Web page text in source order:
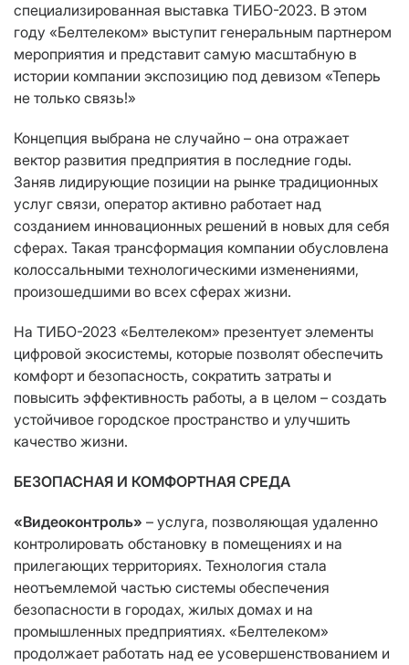
специализированная выставка ТИБО-2023. В этом
году «Белтелеком» выступит генеральным партнером
мероприятия и представит самую масштабную в
истории компании экспозицию под девизом «Теперь
не только связь!»
Концепция выбрана не случайно – она отражает
вектор развития предприятия в последние годы.
Заняв лидирующие позиции на рынке традиционных
услуг связи, оператор активно работает над
созданием инновационных решений в новых для себя
сферах. Такая трансформация компании обусловлена
колоссальными технологическими изменениями,
произошедшими во всех сферах жизни.
На ТИБО-2023 «Белтелеком» презентует элементы
цифровой экосистемы, которые позволят обеспечить
комфорт и безопасность, сократить затраты и
повысить эффективность работы, а в целом – создать
устойчивое городское пространство и улучшить
качество жизни.
БЕЗОПАСНАЯ И КОМФОРТНАЯ СРЕДА
«Видеоконтроль» – услуга, позволяющая удаленно
контролировать обстановку в помещениях и на
прилегающих территориях. Технология стала
неотъемлемой частью системы обеспечения
безопасности в городах, жилых домах и на
промышленных предприятиях. «Белтелеком»
продолжает работать над ее усовершенствованием и